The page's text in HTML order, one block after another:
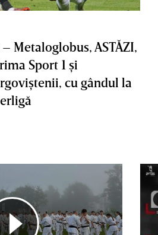
Metaloglobus, ASTĂZI,
Sport 1 şi
cu gândul la